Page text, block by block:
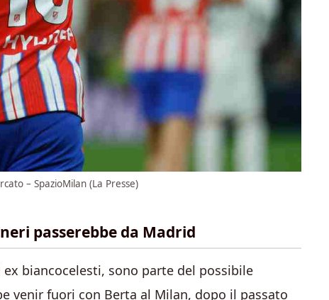
– SpazioMilan (La Presse)
passerebbe da Madrid
biancocelesti, sono parte del possibile
venir fuori con Berta al Milan, dopo il passato